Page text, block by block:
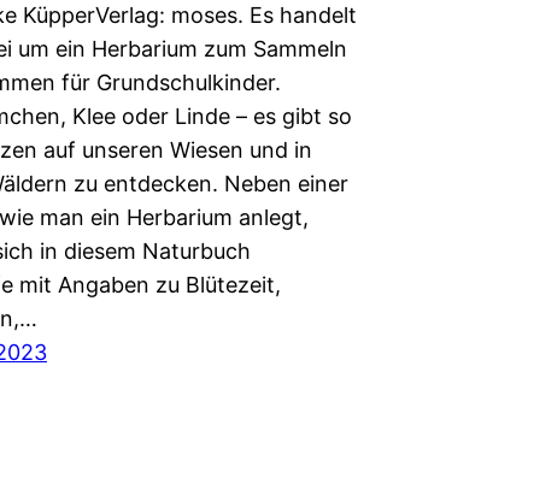
KüpperVerlag: moses. Es handelt
um ein Herbarium zum Sammeln
für Grundschulkinder.
Klee oder Linde – es gibt so
auf unseren Wiesen und in
zu entdecken. Neben einer
man ein Herbarium anlegt,
in diesem Naturbuch
mit Angaben zu Blütezeit,